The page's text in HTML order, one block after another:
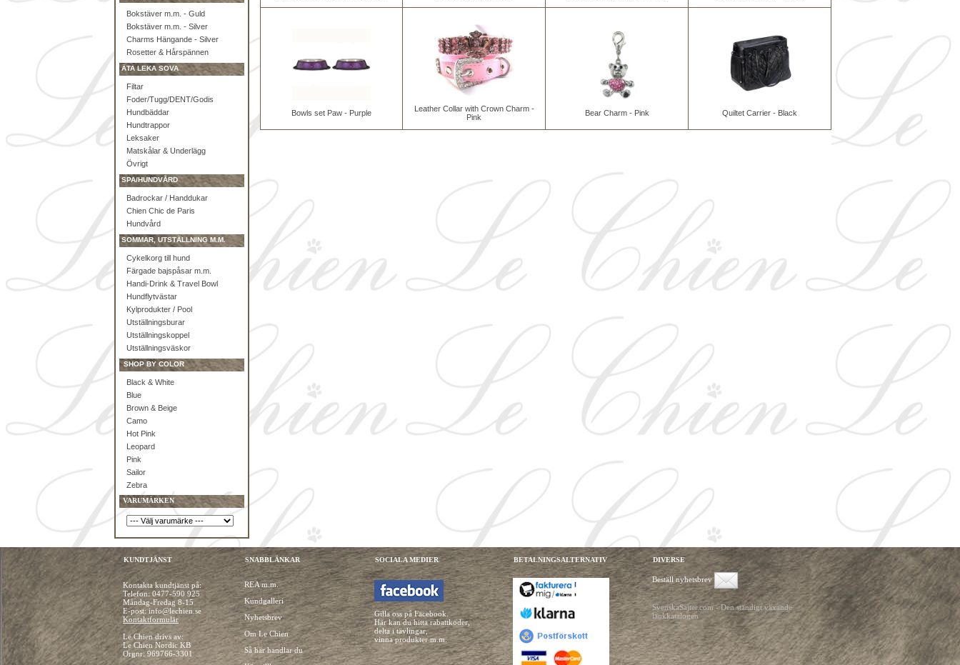
Bokstäver m.m. - Guld
Bokstäver m.m. - Silver
Charms Hängande - Silver
Rosetter & Hårspännen
ÄTA LEKA SOVA
Filtar
Foder/Tugg/DENT/Godis
Hundbäddar
Hundtrappor
Leksaker
Matskålar & Underlägg
Övrigt
SPA/HUNDVÅRD
Badrockar / Handdukar
Chien Chic de Paris
Hundvård
SOMMAR, UTSTÄLLNING M.M.
Cykelkorg till hund
Färgade bajspåsar m.m.
Handi-Drink & Travel Bowl
Hundflytvästar
Kylprodukter / Pool
Utställningsburar
Utställningskoppel
Utställningsväskor
SHOP BY COLOR
Black & White
Blue
Brown & Beige
Camo
Hot Pink
Leopard
Pink
Sailor
Zebra
VARUMÄRKEN
Bowls set Paw - Purple
Leather Collar with Crown Charm -
Pink
Bear Charm - Pink Quiltet Carrier - Black
KUNDTJÄNST
Kontakta kundtjänst på:
Telefon: 0477-590 925
Måndag-Fredag 8-15
E-post: info@lechien.se
Kontaktformulär
Le Chien drivs av:
Le Chien Nordic KB
Orgnr: 969766-3301
SNABBLÄNKAR
REA m.m.
Kundgalleri
Nyhetsbrev
Om Le Chien
Så här handlar du
SOCIALA MEDIER
Gilla oss på Facebook.
Här kan du hitta rabattkoder,
delta i tävlingar,
vinna produkter m.m.
BETALNINGSALTERNATIV DIVERSE
Beställ nyhetsbrev
SvenskaSajter.com - Den ständigt växande
länkkatalogen